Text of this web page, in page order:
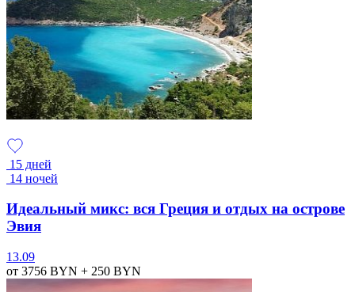
15 дней
14 ночей
Идеальный микс: вся Греция и отдых на острове
Эвия
13.09
от 3756 BYN + 250 BYN